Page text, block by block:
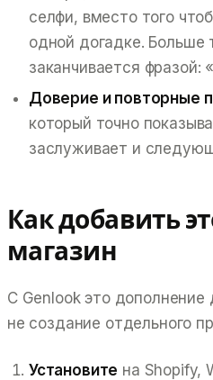
селфи, вместо того
одной догадке. Больше
заканчивается фразой:
Доверие и повторные
который точно
заслуживает и
Как добавить
магазин
С Genlook это дополнение
не создание отдельного
Установите на Shopify,